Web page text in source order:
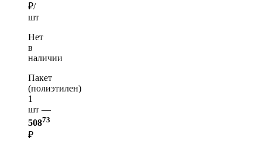
₽/
шт
Нет
в
наличии
Пакет
(полиэтилен)
1
шт —
50873
₽